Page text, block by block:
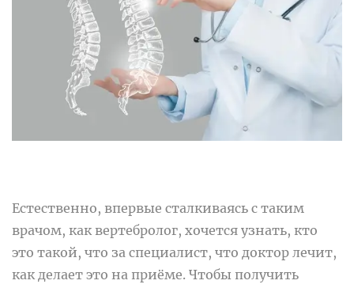
Естественно, впервые сталкиваясь с таким
врачом, как вертебролог, хочется узнать, кто
это такой, что за специалист, что доктор лечит,
как делает это на приёме. Чтобы получить